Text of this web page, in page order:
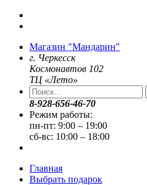
Магазин "Мандарин"
г. Черкесск
Космонавтов 102
ТЦ «Лето»
8-928-656-46-70
Режим работы:
пн-пт: 9:00 – 19:00
сб-вс: 10:00 – 18:00
Главная
Выбрать подарок